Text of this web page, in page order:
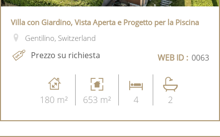
Villa con Giardino, Vista Aperta e Progetto per la Piscina
Gentilino, Switzerland
Prezzo su richiesta WEB ID : 0063
180 m² 653 m² 4 2